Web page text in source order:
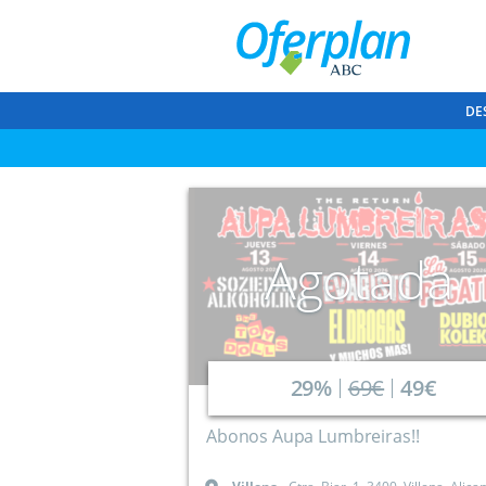
Agotada
29% 69€ 49€
Abonos Aupa Lumbreiras!!